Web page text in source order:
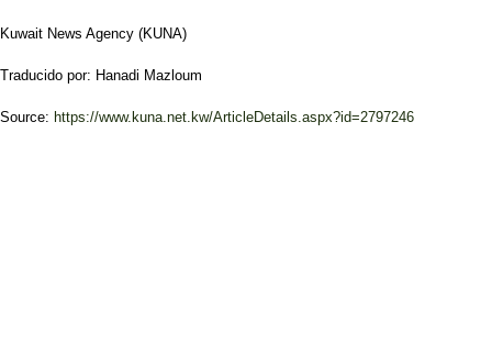
Kuwait News Agency (KUNA)
Traducido por: Hanadi Mazloum
Source: https://www.kuna.net.kw/ArticleDetails.aspx?id=2797246